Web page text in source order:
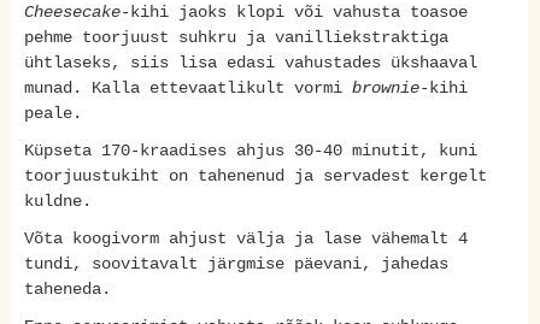
Cheesecake-kihi jaoks klopi või vahusta toasoe
pehme toorjuust suhkru ja vanilliekstraktiga
ühtlaseks, siis lisa edasi vahustades ükshaaval
munad. Kalla ettevaatlikult vormi brownie-kihi
peale.
Küpseta 170-kraadises ahjus 30-40 minutit, kuni
toorjuustukiht on tahenenud ja servadest kergelt
kuldne.
Võta koogivorm ahjust välja ja lase vähemalt 4
tundi, soovitavalt järgmise päevani, jahedas
taheneda.